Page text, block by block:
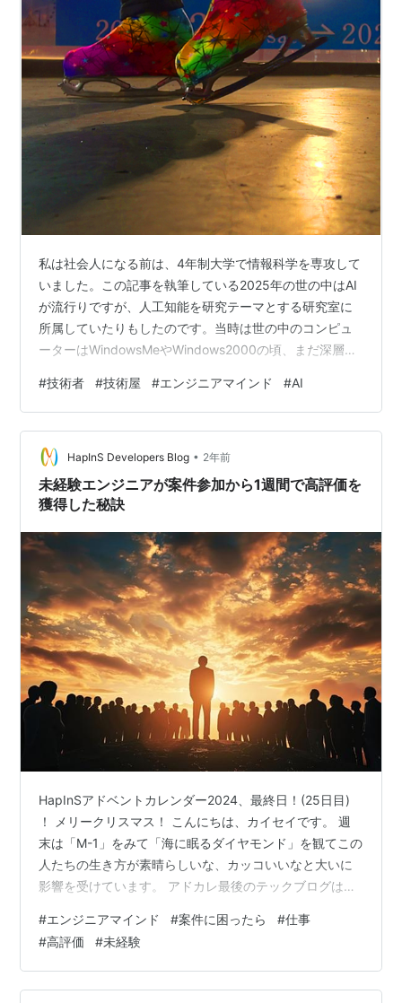
私は社会人になる前は、4年制大学で情報科学を専攻して
いました。この記事を執筆している2025年の世の中はAI
が流行りですが、人工知能を研究テーマとする研究室に
所属していたりもしたのです。当時は世の中のコンピュ
ーターはWindowsMeやWindows2000の頃、まだ深層学
が有名になる少し前の時代で、日本語などの人間が書い
た文章をコンピューターが解読する自然言語処理だとか
字句解析だとか構文解析だとかが流行りだったかと思い
ます。とはいえ私はAIっぽいことは当時あまりやってな
くて、論理プログラミング言語のPrologをかじったりと
か、ANDやORな…
#技術者 #技術屋 #エンジニアマインド #AI
HapInS Developers Blog • 2年前
未経験エンジニアが案件参加から1週間で高評価を
獲得した秘訣
HapInSアドベントカレンダー2024、最終日！(25日目)
！ メリークリスマス！ こんにちは、カイセイです。 週
末は「M-1」をみて「海に眠るダイヤモンド」を観てこの
人たちの生き方が素晴らしいな、カッコいいなと大いに
影響を受けています。 アドカレ最後のテックブログは、
すか？という内容です。 これを読んで、ほんの僅かでも
考え方や意識の仕方の参考になって影響を受けていただ
ければと思います！ 未経験エンジニアが案件参加から1週
間で高評価を獲得した秘訣 未経験エンジニアが案件参加
#エンジニアマインド #案件に困ったら #仕事
#高評価 #未経験